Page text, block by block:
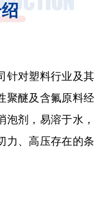
针对塑料行业及其
聚醚及含氟原料经
泡剂，易溶于水，
力、高压存在的条